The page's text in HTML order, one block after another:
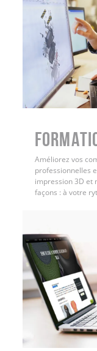
Améliorez vos
professionnelles
impression 3D et
façons : à votre